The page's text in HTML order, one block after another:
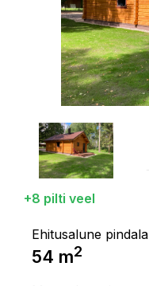
+8 pilti veel
Ehitusalune pindala
54 m2